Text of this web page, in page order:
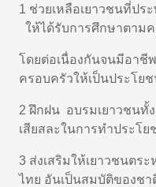
1 ช่วยเหลือเยาวชนที่ป
ให้ได้รับการศึกษาตาม
โดยต่อเนื่องกันจนมีอาชี
ครอบครัวให้เป็นประโย
2 ฝึกฝน อบรมเยาวชน
เสียสละในการทำประโย
3 ส่งเสริมให้เยาวชนต
ไทย อันเป็นสมบัติของช